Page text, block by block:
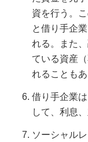
資を行う。
と借り手企
れる。また
ている資産
れることもあ
借り手企業
して、利息
ソーシャル